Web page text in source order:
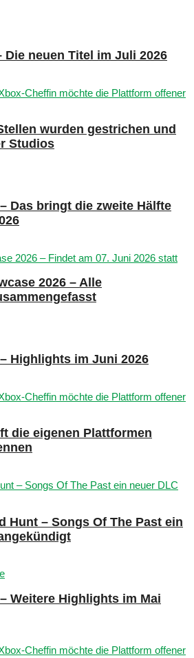
Die neuen Titel im Juli 2026
wurden gestrichen und
Studios
Das bringt die zweite Hälfte
2026 – Alle
Highlights im Juni 2026
die eigenen Plattformen
Hunt – Songs Of The Past ein
Weitere Highlights im Mai